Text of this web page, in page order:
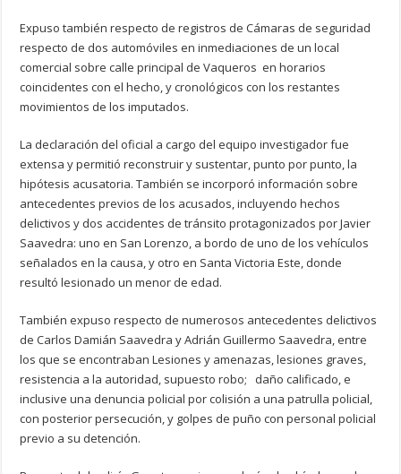
Expuso también respecto de registros de Cámaras de seguridad
respecto de dos automóviles en inmediaciones de un local
comercial sobre calle principal de Vaqueros en horarios
coincidentes con el hecho, y cronológicos con los restantes
movimientos de los imputados.
La declaración del oficial a cargo del equipo investigador fue
extensa y permitió reconstruir y sustentar, punto por punto, la
hipótesis acusatoria. También se incorporó información sobre
antecedentes previos de los acusados, incluyendo hechos
delictivos y dos accidentes de tránsito protagonizados por Javier
Saavedra: uno en San Lorenzo, a bordo de uno de los vehículos
señalados en la causa, y otro en Santa Victoria Este, donde
resultó lesionado un menor de edad.
También expuso respecto de numerosos antecedentes delictivos
de Carlos Damián Saavedra y Adrián Guillermo Saavedra, entre
los que se encontraban Lesiones y amenazas, lesiones graves,
resistencia a la autoridad, supuesto robo; daño calificado, e
inclusive una denuncia policial por colisión a una patrulla policial,
con posterior persecución, y golpes de puño con personal policial
previo a su detención.